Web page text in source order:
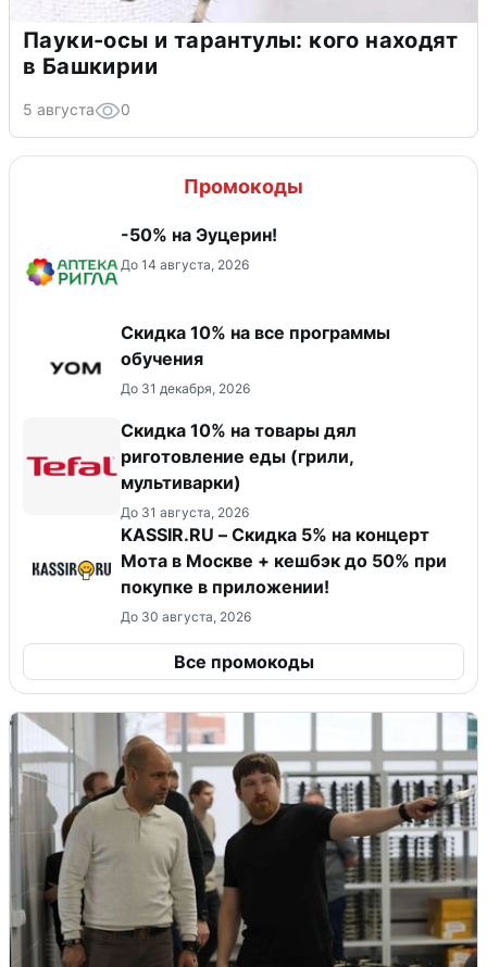
Пауки-осы и тарантулы: кого находят
в Башкирии
5 августа 0
Промокоды
-50% на Эуцерин!
До 14 августа, 2026
Скидка 10% на все программы
обучения
До 31 декабря, 2026
Скидка 10% на товары дял
риготовление еды (грили,
мультиварки)
До 31 августа, 2026
KASSIR.RU – Скидка 5% на концерт
Мота в Москве + кешбэк до 50% при
покупке в приложении!
До 30 августа, 2026
Все промокоды